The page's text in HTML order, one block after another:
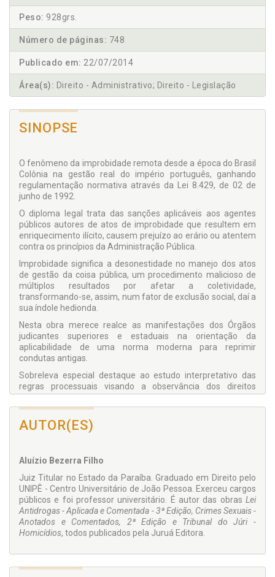
Peso: 928grs.
Número de páginas: 748
Publicado em: 22/07/2014
Área(s): Direito - Administrativo; Direito - Legislação
SINOPSE
O fenômeno da improbidade remota desde a época do Brasil
Colônia na gestão real do império português, ganhando
regulamentação normativa através da Lei 8.429, de 02 de
junho de 1992.
O diploma legal trata das sanções aplicáveis aos agentes
públicos autores de atos de improbidade que resultem em
enriquecimento ilícito, causem prejuízo ao erário ou atentem
contra os princípios da Administração Pública.
Improbidade significa a desonestidade no manejo dos atos
de gestão da coisa pública, um procedimento malicioso de
múltiplos resultados por afetar a coletividade,
transformando-se, assim, num fator de exclusão social, daí a
sua índole hedionda.
Nesta obra merece realce as manifestações dos Órgãos
judicantes superiores e estaduais na orientação da
aplicabilidade de uma norma moderna para reprimir
condutas antigas.
Sobreleva especial destaque ao estudo interpretativo das
regras processuais visando a observância dos direitos
fundamentais inseridos nas garantias constitucionais do
devido processo legal, o contraditório e a ampla defesa com
os recursos a ela inerentes.
normativos e processuais. A exegese da legislação é exposta
informações que lhes permitem o conhecimento de casos
concretos vivenciados no diário forense.
Cuida-se, portanto, de uma indispensável fonte de consulta
atualizada para aqueles que, no trato de suas atividades
profissionais, deparam-se com carência há muito
AUTOR(ES)
Aluízio Bezerra Filho
Juiz Titular no Estado da Paraíba. Graduado em Direito pelo
UNIPÊ - Centro Universitário de João Pessoa. Exerceu cargos
públicos e foi professor universitário. É autor das obras Lei
Antidrogas - Aplicada e Comentada - 3ª Edição, Crimes Sexuais -
Anotados e Comentados, 2ª Edição e Tribunal do Júri -
Homicídios, todos publicados pela Juruá Editora.